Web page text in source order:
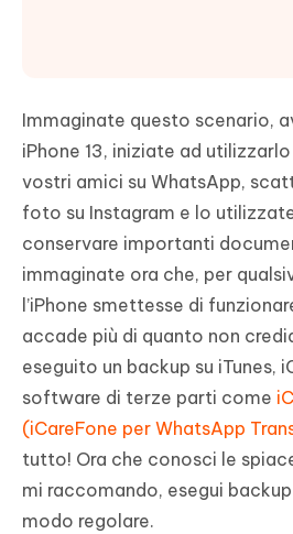
Immaginate questo scenario,
iPhone 13, iniziate ad
vostri amici su WhatsApp,
foto su Instagram e lo
conservare importanti
immaginate ora che, per
l’iPhone smettesse di
accade più di quanto non
eseguito un backup su iTunes,
software di terze parti come
(iCareFone per WhatsApp
tutto! Ora che conosci le
mi raccomando, esegui
modo regolare.